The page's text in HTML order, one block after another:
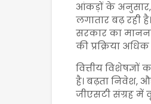
आंकड़ों के अनुसार,
लगातार बढ़ रही
सरकार का
की प्रक्रिया अधिक
वित्तीय
है। बढ़ता निवेश,
जीएसटी संग्रह में